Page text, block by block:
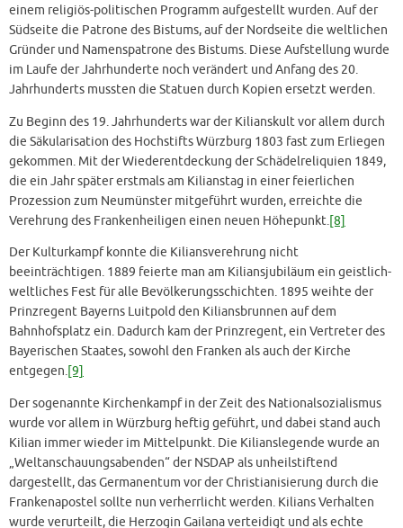
einem religiös-politischen Programm aufgestellt wurden. Auf der
Südseite die Patrone des Bistums, auf der Nordseite die weltlichen
Gründer und Namenspatrone des Bistums. Diese Aufstellung wurde
im Laufe der Jahrhunderte noch verändert und Anfang des 20.
Jahrhunderts mussten die Statuen durch Kopien ersetzt werden.
Zu Beginn des 19. Jahrhunderts war der Kilianskult vor allem durch
die Säkularisation des Hochstifts Würzburg 1803 fast zum Erliegen
gekommen. Mit der Wiederentdeckung der Schädelreliquien 1849,
die ein Jahr später erstmals am Kilianstag in einer feierlichen
Prozession zum Neumünster mitgeführt wurden, erreichte die
Verehrung des Frankenheiligen einen neuen Höhepunkt.[8]
Der Kulturkampf konnte die Kiliansverehrung nicht
beeinträchtigen. 1889 feierte man am Kiliansjubiläum ein geistlich-
weltliches Fest für alle Bevölkerungsschichten. 1895 weihte der
Prinzregent Bayerns Luitpold den Kiliansbrunnen auf dem
Bahnhofsplatz ein. Dadurch kam der Prinzregent, ein Vertreter des
Bayerischen Staates, sowohl den Franken als auch der Kirche
entgegen. [9]
Der sogenannte Kirchenkampf in der Zeit des Nationalsozialismus
wurde vor allem in Würzburg heftig geführt, und dabei stand auch
Kilian immer wieder im Mittelpunkt. Die Kilianslegende wurde an
„Weltanschauungsabenden“ der NSDAP als unheilstiftend
dargestellt, das Germanentum vor der Christianisierung durch die
Frankenapostel sollte nun verherrlicht werden. Kilians Verhalten
wurde verurteilt, die Herzogin Gailana verteidigt und als echte